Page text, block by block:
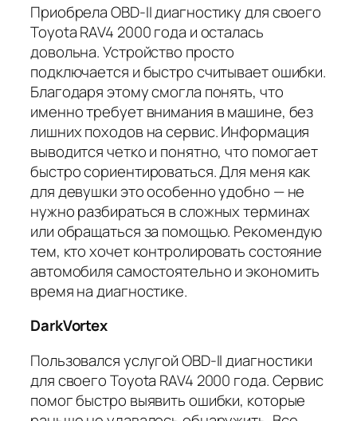
Приобрела OBD-II диагностику для своего
Toyota RAV4 2000 года и осталась
довольна. Устройство просто
подключается и быстро считывает ошибки.
Благодаря этому смогла понять, что
именно требует внимания в машине, без
лишних походов на сервис. Информация
выводится четко и понятно, что помогает
быстро сориентироваться. Для меня как
для девушки это особенно удобно — не
нужно разбираться в сложных терминах
или обращаться за помощью. Рекомендую
тем, кто хочет контролировать состояние
автомобиля самостоятельно и экономить
время на диагностике.
DarkVortex
Пользовался услугой OBD-II диагностики
для своего Toyota RAV4 2000 года. Сервис
помог быстро выявить ошибки, которые